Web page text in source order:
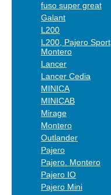
fuso super great
Galant
L200
L200, Pajero Sport,
Montero
Lancer
Lancer Cedia
MINICA
MINICAB
Mirage
Montero
Outlander
Pajero
Pajero. Montero
Pajero IO
Pajero Mini